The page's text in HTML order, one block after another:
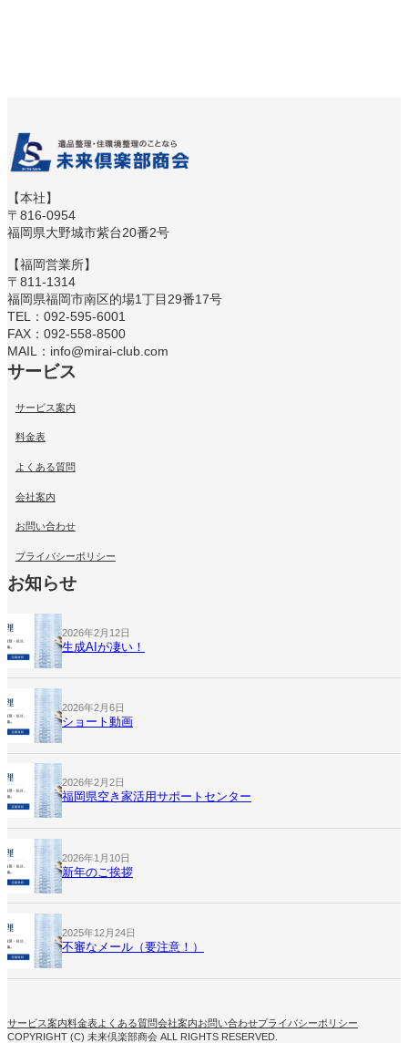
【本社】
〒816-0954
福岡県大野城市紫台20番2号
【福岡営業所】
〒811-1314
福岡県福岡市南区的場1丁目29番17号
TEL：092-595-6001
FAX：092-558-8500
MAIL：info@mirai-club.com
サービス
サービス案内
料金表
よくある質問
会社案内
お問い合わせ
プライバシーポリシー
お知らせ
2026年2月12日
生成AIが凄い！
2026年2月6日
ショート動画
2026年2月2日
福岡県空き家活用サポートセンター
2026年1月10日
新年のご挨拶
2025年12月24日
不審なメール（要注意！）
サービス案内料金表よくある質問会社案内お問い合わせプライバシーポリシー
COPYRIGHT (C) 未来倶楽部商会 ALL RIGHTS RESERVED.